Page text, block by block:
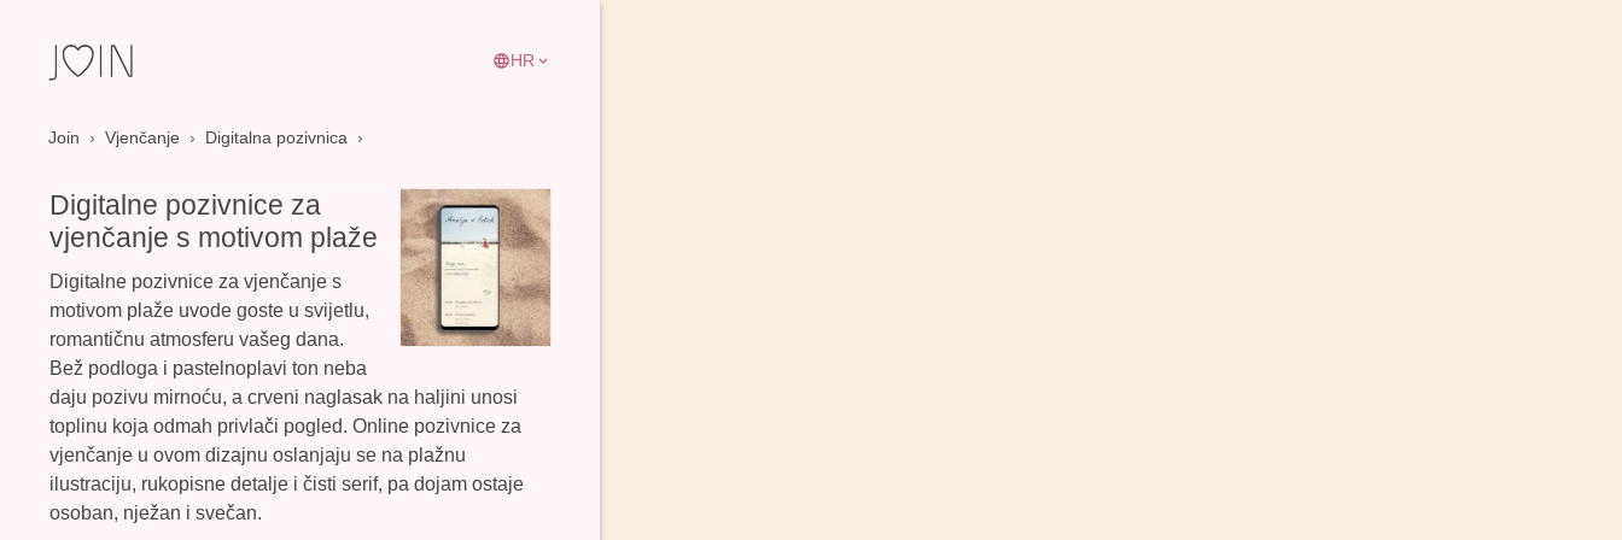
HR
Join › Vjenčanje › Digitalna pozivnica
Digitalne pozivnice za
vjenčanje s motivom plaže
Digitalne pozivnice za vjenčanje s
motivom plaže uvode goste u svijetlu,
romantičnu atmosferu vašeg dana.
Bež podloga i pastelnoplavi ton neba
daju pozivu mirnoću, a crveni naglasak na haljini unosi
toplinu koja odmah privlači pogled. Online pozivnice za
vjenčanje u ovom dizajnu oslanjaju se na plažnu
ilustraciju, rukopisne detalje i čisti serif, pa dojam ostaje
osoban, nježan i svečan.